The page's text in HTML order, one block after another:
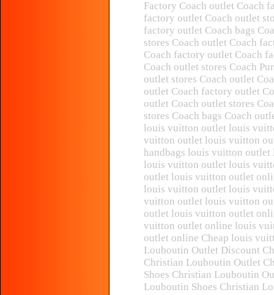
Factory Coach outlet Coach
factory outlet Coach outlet
factory outlet Coach bags
stores Coach outlet Coach
Coach factory outlet Coach
Coach outlet stores Coach
outlet stores Coach outlet
outlet Coach factory outlet
outlet Coach outlet stores
stores Coach bags Coach
louis vuitton outlet louis
vuitton outlet louis vuitton
handbags louis vuitton
louis vuitton outlet louis
outlet louis vuitton outlet
louis vuitton outlet louis
vuitton outlet louis vuitton
outlet louis vuitton outlet
vuitton outlet online louis
outlet online Cheap louis
Louboutin Outlet Discount
Christian Louboutin Outlet
Shoes Christian Louboutin
Louboutin Shoes Christian